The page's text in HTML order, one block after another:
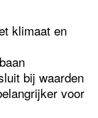
klimaat en
bij waarden
voor